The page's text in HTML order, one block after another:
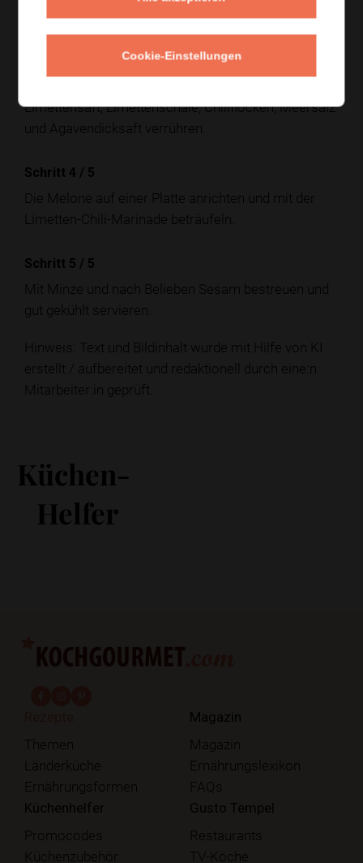
Die Limette heiß waschen, die Schale fein abreiben
und den Saft auspressen.
Schritt 3/5
Limettensaft, Limettenschale, Chiliflocken, Meersalz
und Agavendicksaft verrühren.
Schritt 4 / 5
Die Melone auf einer Platte anrichten und mit der
Limetten-Chili-Marinade beträufeln.
Schritt 5 / 5
Mit Minze und nach Belieben Sesam bestreuen und
gut gekühlt servieren.
Hinweis: Text und Bildinhalt wurde mit Hilfe von KI
erstellt / aufbereitet und redaktionell durch eine:n
Mitarbeiter:in geprüft.
Küchen-
Helfer
Themen
Länderküche
Ernährungsformen
Magazin
Magazin
Ernährungslexikon
FAQs
Küchenhelfer
Promocodes
Küchenzubehör
Gusto Tempel
Restaurants
TV-Köche
Cookie-Einstellungen